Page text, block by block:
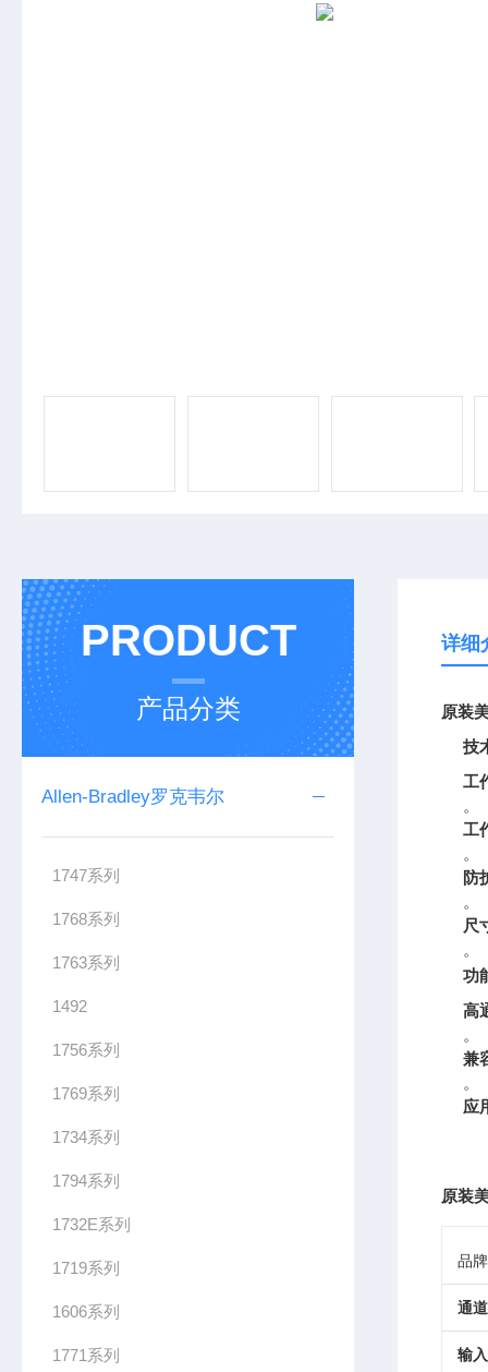
PRODUCT
产品分类
Allen-Bradley罗克韦尔
1747系列
1768系列
1763系列
1492
1756系列
1769系列
1734系列
1794系列
1732E系列
1719系列
1606系列
1771系列
详细
原装
技
工
。
工
。
防
。
尺
。
功
高
。
兼
。
应
原装
品
通
输